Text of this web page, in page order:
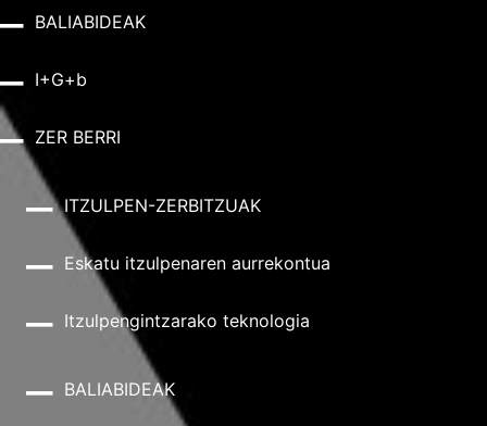
BALIABIDEAK
I+G+b
ZER BERRI
ITZULPEN-ZERBITZUAK
Eskatu itzulpenaren aurrekontua
Itzulpengintzarako teknologia
BALIABIDEAK